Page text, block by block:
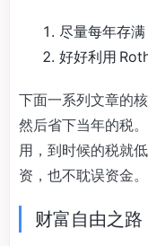
尽量每年存
好好利用
下面一系列文章的
然后省下当年的税
用，到时候的税就
资，也不耽误资金。
财富自由之路